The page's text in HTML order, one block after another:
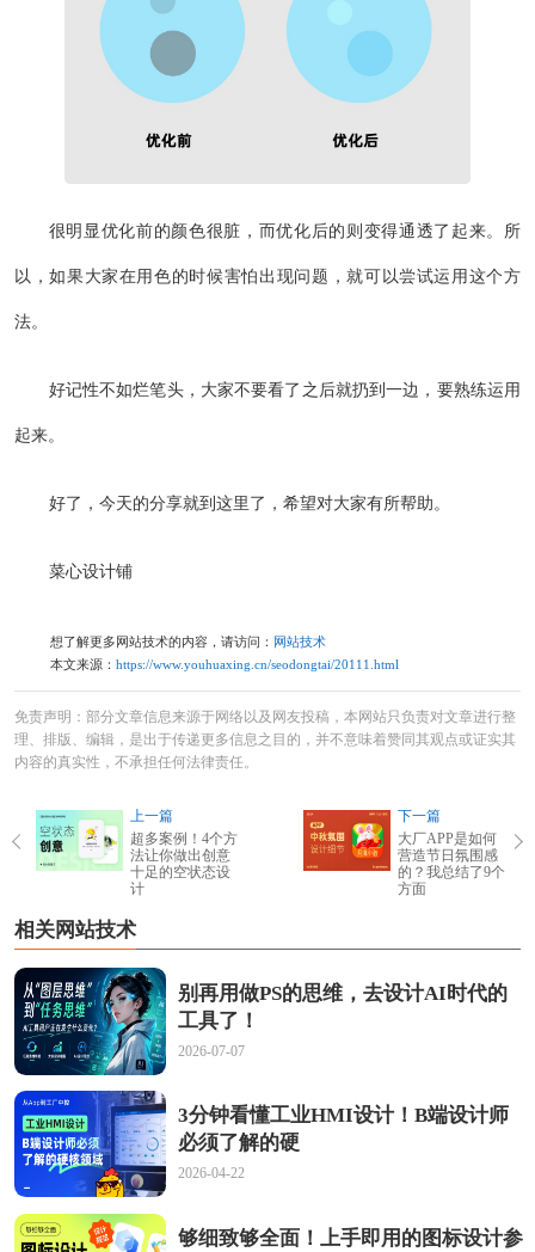
很明显优化前的颜色很脏，而优化后的则变得通透了起来。所
以，如果大家在用色的时候害怕出现问题，就可以尝试运用这个方
法。
好记性不如烂笔头，大家不要看了之后就扔到一边，要熟练运用
起来。
好了，今天的分享就到这里了，希望对大家有所帮助。
菜心设计铺
想了解更多网站技术的内容，请访问： 网站技术
本文来源： https://www.youhuaxing.cn/seodongtai/20111.html
免责声明：部分文章信息来源于网络以及网友投稿，本网站只负责对文章进行整
理、排版、编辑，是出于传递更多信息之目的，并不意味着赞同其观点或证实其
内容的真实性，不承担任何法律责任。
上一篇
超多案例！4个方
法让你做出创意
十足的空状态设
计
下一篇
大厂APP是如何
营造节日氛围感
的？我总结了9个
方面
相关网站技术
别再用做PS的思维，去设计AI时代的
工具了！
2026-07-07
3分钟看懂工业HMI设计！B端设计师
必须了解的硬
2026-04-22
够细致够全面！上手即用的图标设计参